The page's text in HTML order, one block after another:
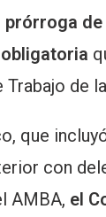
prórroga de
Trabajo de
que
con
AMBA, el